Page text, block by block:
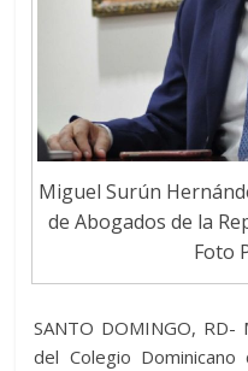
Miguel Surún
de Abogados de la
Foto
SANTO DOMINGO,
del Colegio